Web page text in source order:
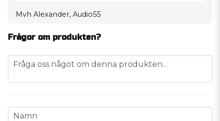
Mvh Alexander, Audio55
Frågor om produkten?
question
Fråga oss något om denna produkten...
name
Namn